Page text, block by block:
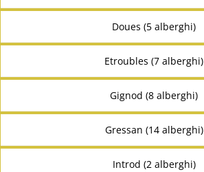
Doues (5 alberghi)
Etroubles (7 alberghi)
Gignod (8 alberghi)
Gressan (14 alberghi)
Introd (2 alberghi)